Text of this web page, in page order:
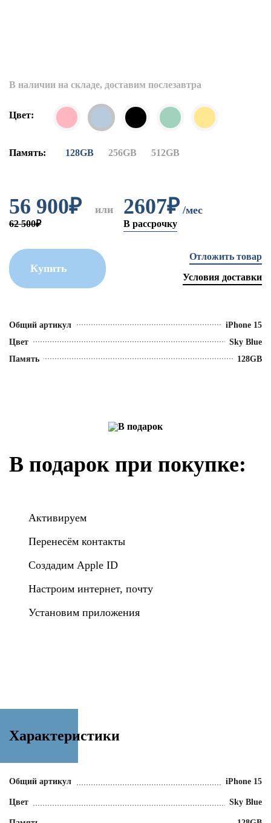
В наличии на складе, доставим послезавтра
Цвет:
Память: 128GB 256GB 512GB
56 900₽ или 2607₽ /мес
В рассрочку
62 500₽
Купить
Отложить товар
Условия доставки
Общий артикул
iPhone 15
Цвет
Sky Blue
Память
128GB
В подарок при покупке:
Активируем
Перенесём контакты
Создадим Apple ID
Настроим интернет, почту
Установим приложения
Характеристики
Общий артикул iPhone 15
Цвет Sky Blue